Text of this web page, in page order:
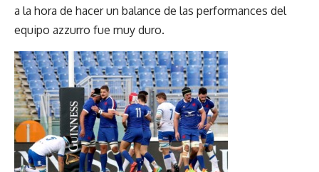
a la hora de hacer un balance de las performances del
equipo azzurro fue muy duro.